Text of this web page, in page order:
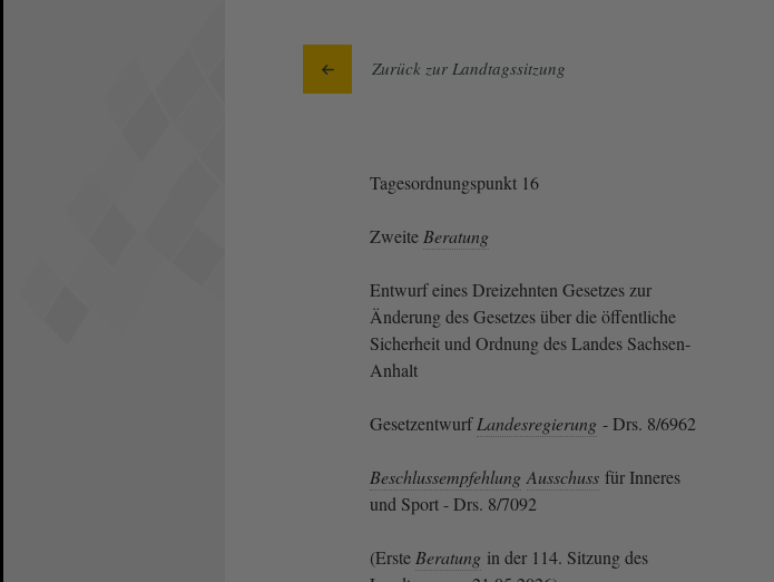
Zurück zur Landtagssitzung
Tagesordnungspunkt 16
Zweite Beratung
Entwurf eines Dreizehnten Gesetzes zur
Änderung des Gesetzes über die öffentliche
Sicherheit und Ordnung des Landes Sachsen-
Anhalt
GesetzentwurfLandesregierung - Drs. 8/6962
Beschlussempfehlung Ausschuss für Inneres
und Sport - Drs. 8/7092
(Erste Beratung in der 114. Sitzung des